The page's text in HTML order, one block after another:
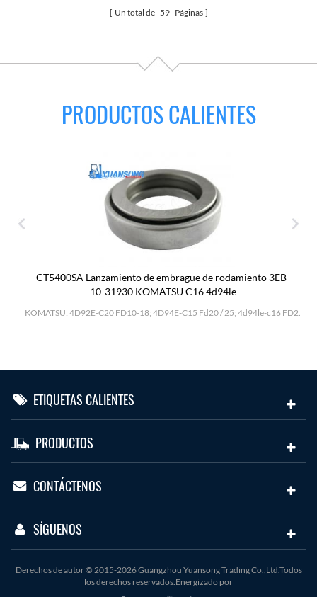
Un total de 59 Páginas
PRODUCTOS CALIENTES
CT5400SA Lanzamiento de embrague de rodamiento 3EB-
10-31930 KOMATSU C16 4d94le
KOMATSU: 4D92E-C20 FD10-18; 4D94E-C15 Fd20 / 25; 4d94le-c16 FD2.
ETIQUETAS CALIENTES
PRODUCTOS
CONTÁCTENOS
SÍGUENOS
Derechos de autor © 2015-2026 Guangzhou Yuansong Trading Co.,Ltd.Todos
los derechos reservados.Energizado por